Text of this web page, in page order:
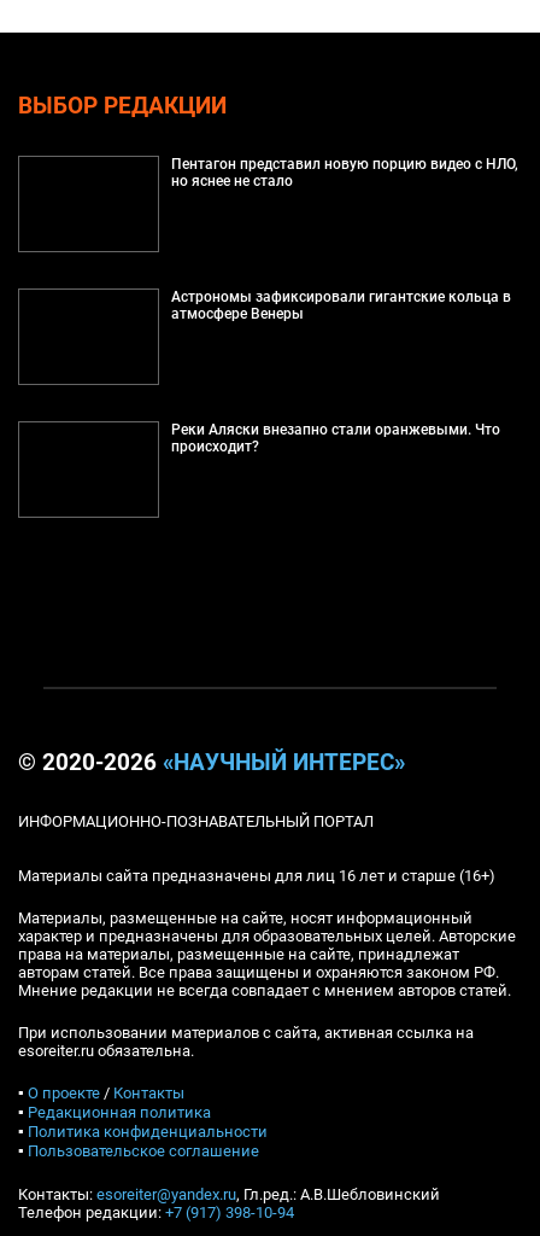
ВЫБОР РЕДАКЦИИ
Пентагон представил новую порцию видео с НЛО,
но яснее не стало
Астрономы зафиксировали гигантские кольца в
атмосфере Венеры
Реки Аляски внезапно стали оранжевыми. Что
происходит?
© 2020-2026 «НАУЧНЫЙ ИНТЕРЕС»
ИНФОРМАЦИОННО-ПОЗНАВАТЕЛЬНЫЙ ПОРТАЛ
Материалы сайта предназначены для лиц 16 лет и старше (16+)
Материалы, размещенные на сайте, носят информационный
характер и предназначены для образовательных целей. Авторские
права на материалы, размещенные на сайте, принадлежат
авторам статей. Все права защищены и охраняются законом РФ.
Мнение редакции не всегда совпадает с мнением авторов статей.
При использовании материалов с сайта, активная ссылка на
esoreiter.ru обязательна.
▪ О проекте / Контакты
▪ Редакционная политика
▪ Политика конфиденциальности
▪ Пользовательское соглашение
Контакты: esoreiter@yandex.ru, Гл.ред.: А.В.Шебловинский
Телефон редакции: +7 (917) 398-10-94